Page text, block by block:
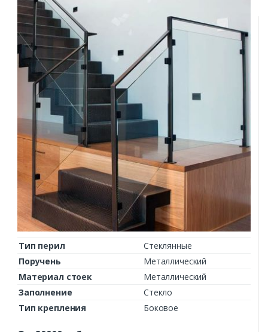
Тип перил
Стеклянные
Поручень
Металлический
Материал стоек
Металлический
Заполнение
Стекло
Тип крепления
Боковое